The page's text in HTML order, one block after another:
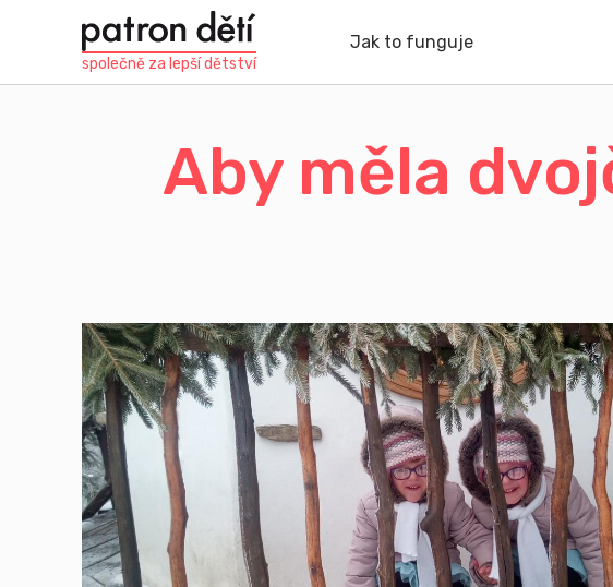
obsahu
společně za lepší dětství
Jak to funguje
Aby měla